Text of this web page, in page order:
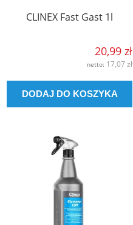
CLINEX Fast Gast 1l
20,99 zł
netto: 17,07 zł
DODAJ DO KOSZYKA